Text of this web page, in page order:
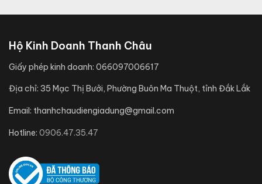
Hộ Kinh Doanh Thanh Châu
Giấy phép kinh doanh: 066097006617
Địa chỉ: 35 Mạc Thị Bưởi, Phường Buôn Ma Thuột, tỉnh Đắk Lắk
Email: thanhchaudiengiadung@gmail.com
Hotline: 0906.47.35.47